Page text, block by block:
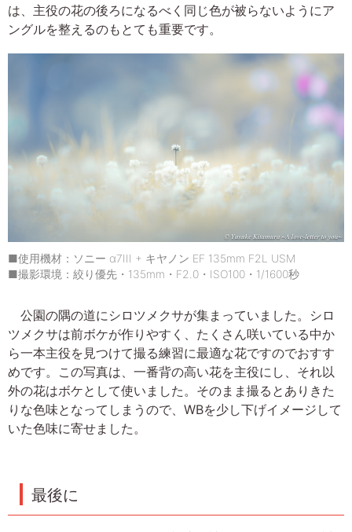
は、主役の花の後ろになるべく同じ色が被らないようにア
ングルを整えるのもとても重要です。
■使用機材：ソニー α7III + キヤノン EF 135mm F2L USM
■撮影環境：絞り優先・135mm・F2.0・ISO100・1/1600秒
公園の隅の道にシロツメクサが集まっていました。シロ
ツメクサは前ボケが作りやすく、たくさん咲いている中か
ら一本主役を見つけて撮る練習に最適な花ですのでおすす
めです。この写真は、一番背の高い花を主役にし、それ以
外の花はボケとして使いました。そのまま撮るとありきた
りな色味となってしまうので、WBを少し下げイメージして
いた色味に寄せました。
最後に